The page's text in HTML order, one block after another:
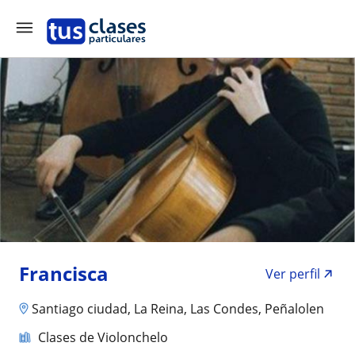
Francisca
Ver perfil
Santiago ciudad, La Reina, Las Condes, Peñalolen
Clases de Violonchelo